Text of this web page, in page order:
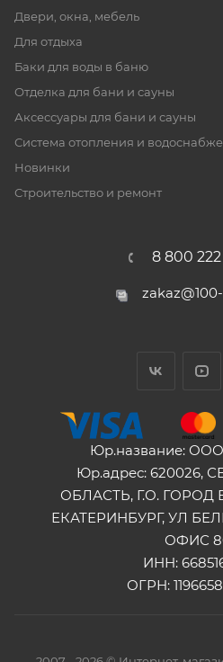
Двери, окна, мебель
Для отдыха
Баки для воды в баню
Отделка для бани и сауны
Аксессуары для бани и сауны
Система отопления и
Новинки
Строительство и ремонт
8 800 222
Юр.название: ООО
Юр.адрес: 620026,
ОБЛАСТЬ, Г.О. ГОРОД
ЕКАТЕРИНБУРГ, УЛ
ОФИС
ИНН:
ОГРН: